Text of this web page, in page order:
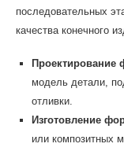
последовательных
качества конечного
модель детали,
отливки.
Изготовление
или композитных